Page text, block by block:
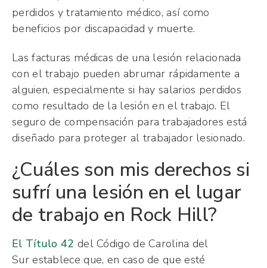
perdidos y tratamiento médico, así como
beneficios por discapacidad y muerte.
Las facturas médicas de una lesión relacionada
con el trabajo pueden abrumar rápidamente a
alguien, especialmente si hay salarios perdidos
como resultado de la lesión en el trabajo. El
seguro de compensación para trabajadores está
diseñado para proteger al trabajador lesionado.
¿Cuáles son mis derechos si
sufrí una lesión en el lugar
de trabajo en Rock Hill?
El Título 42 del Código de Carolina del
Sur establece que, en caso de que esté